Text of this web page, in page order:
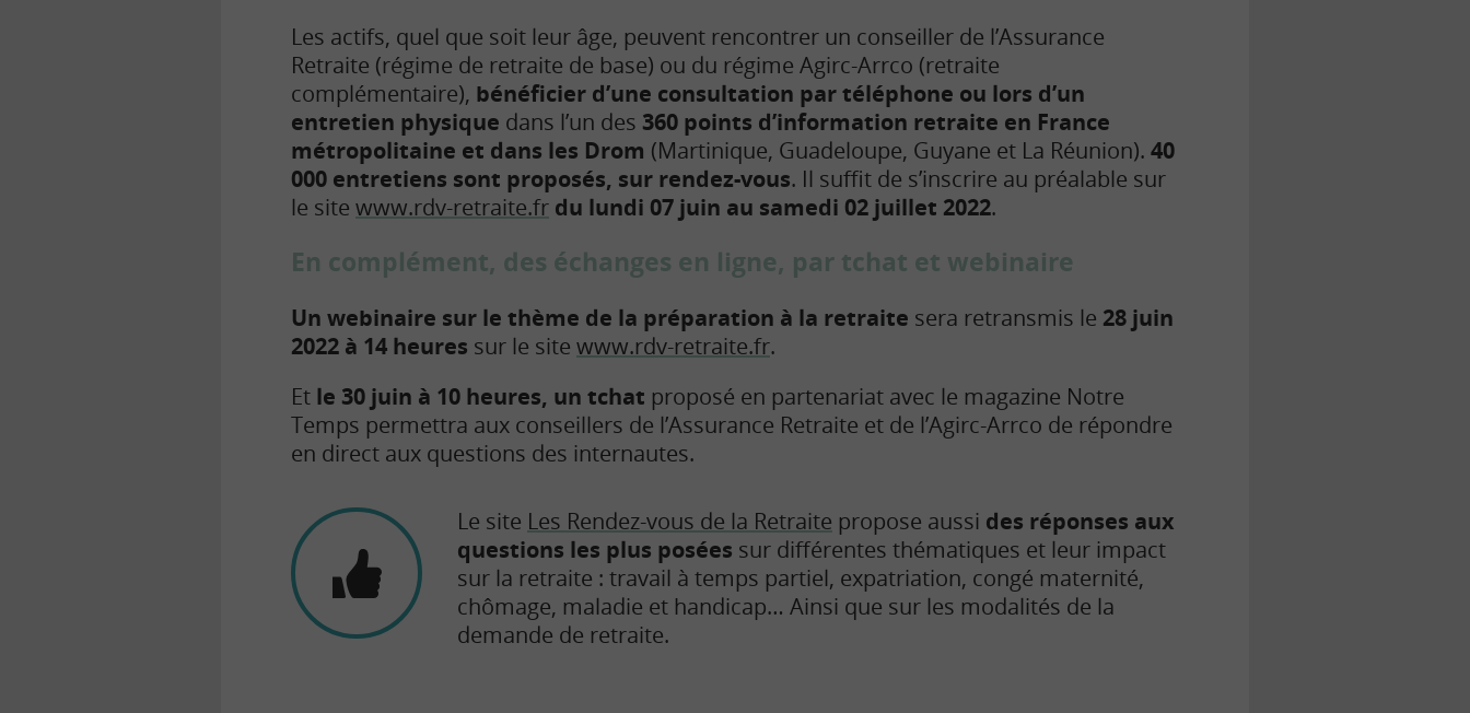
Les actifs, quel que soit leur âge, peuvent rencontrer un conseiller de l’Assurance
Retraite (régime de retraite de base) ou du régime Agirc-Arrco (retraite
complémentaire), bénéficier d’une consultation par téléphone ou lors d’un
entretien physique dans l’un des 360 points d’information retraite en France
métropolitaine et dans les Drom (Martinique, Guadeloupe, Guyane et La Réunion). 40
000 entretiens sont proposés, sur rendez-vous. Il suffit de s’inscrire au préalable sur
le site www.rdv-retraite.fr du lundi 07 juin au samedi 02 juillet 2022.
En complément, des échanges en ligne, par tchat et webinaire
Un webinaire sur le thème de la préparation à la retraite sera retransmis le 28 juin
2022 à 14 heures sur le site www.rdv-retraite.fr.
Et le 30 juin à 10 heures, un tchat proposé en partenariat avec le magazine Notre
Temps permettra aux conseillers de l’Assurance Retraite et de l’Agirc-Arrco de répondre
en direct aux questions des internautes.
Le site Les Rendez-vous de la Retraite propose aussi des réponses aux
questions les plus posées sur différentes thématiques et leur impact
sur la retraite : travail à temps partiel, expatriation, congé maternité,
chômage, maladie et handicap… Ainsi que sur les modalités de la
demande de retraite.